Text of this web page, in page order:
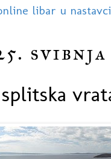
libar u
svibnja